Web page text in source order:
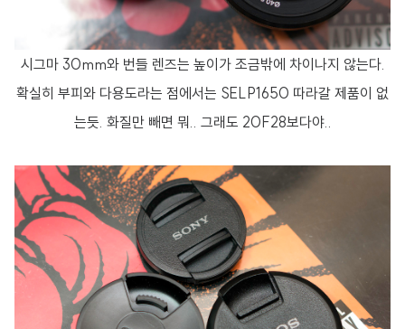
시그마 30mm와 번들 렌즈는 높이가 조금밖에 차이나지 않는다.
확실히 부피와 다용도라는 점에서는 SELP1650 따라갈 제품이 없
는듯. 화질만 빼면 뭐.. 그래도 20F28보다야..